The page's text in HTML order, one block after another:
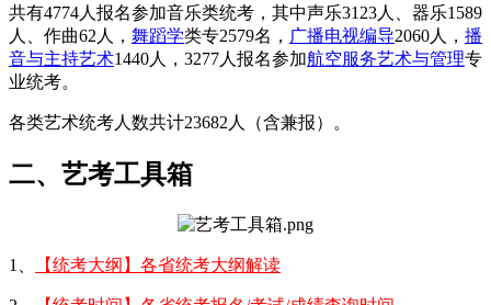
共有4774人报名参加音乐类统考，其中声乐3123人、器乐1589
人、作曲62人， 舞蹈学类专2579名， 广播电视编导2060人， 播
音与主持艺术1440人，3277人报名参加航空服务艺术与管理专
业统考。
各类艺术统考人数共计23682人（含兼报）。
二、艺考工具箱
1、 【统考大纲】各省统考大纲解读